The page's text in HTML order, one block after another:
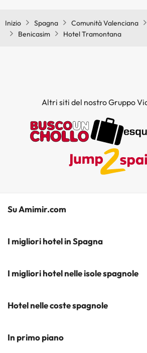
Inizio Spagna Comunità Valenciana
Benicasim
Hotel Tramontana
Altri siti del nostro Gruppo
Su Amimir.com
Il Nostro Team
Iscrivetevi alla nostra newsletter
I migliori hotel in Spagna
Hotel a Salou
Hotel a Cádiz
I migliori hotel nelle isole spagnole
Hotel a Tenerife
Hotel a Maiorca
Hotel nelle coste spagnole
Costa del Sol
In primo piano